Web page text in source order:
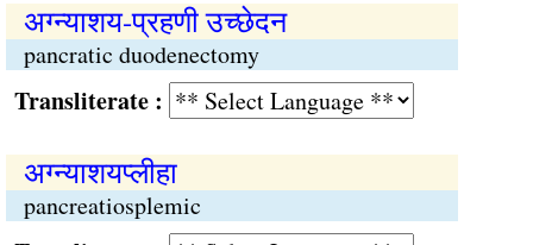
अग्न्याशय-प्रहणी उच्छेदन
pancratic duodenectomy
:
अग्न्याशयप्लीहा
pancreatiosplemic